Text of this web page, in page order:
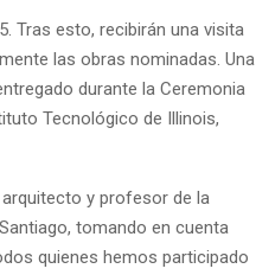
Tras esto, recibirán una visita
las obras nominadas. Una
durante la Ceremonia
Tecnológico de Illinois,
y profesor de la
tomando en cuenta
quienes hemos participado